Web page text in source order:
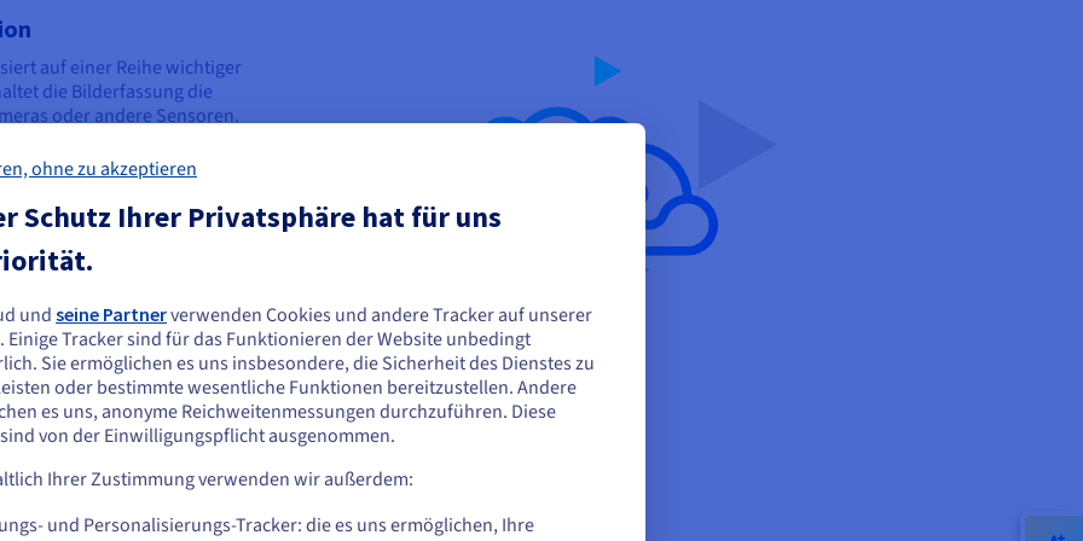
auf einer Reihe wichtiger
die Bilderfassung die
oder andere Sensoren.
unterzogen, die die
Analyse vorbereitet.
bei dem die
Muster und Objekte im
Diese Funktionen dienen
System versucht, Objekte
Spiel, die es dem System
und auf der
zu ergreifen.
scheinen sich in Vereinigte Staaten zu
Sie aus Vereinigte Staaten bestellen möchten, müssen Sie sich auf der
Website umsehen und dort einen Account erstellen.
zur [Website] Webseite
us.ovhcloud.com/learn Englisch USD - $
ohne zu akzeptieren
Schutz Ihrer Privatsphäre hat für uns
und seine Partnerverwenden Cookies und andere Tracker auf unserer
Einige Tracker sind für das Funktionieren der Website unbedingt
Sie ermöglichen es uns insbesondere, die Sicherheit des Dienstes zu
oder bestimmte wesentliche Funktionen bereitzustellen. Andere
es uns, anonyme Reichweitenmessungen durchzuführen. Diese
von der Einwilligungspflicht ausgenommen.
Ihrer Zustimmung verwenden wir außerdem:
und Personalisierungs-Tracker: die es uns ermöglichen, Ihre